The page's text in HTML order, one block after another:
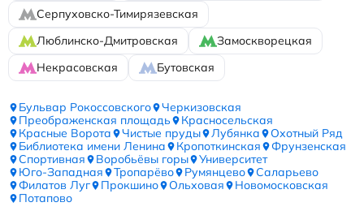
Серпуховско-Тимирязевская
Люблинско-Дмитровская
Замоскворецкая
Некрасовская
Бутовская
Бульвар Рокоссовского
Черкизовская
Преображенская площадь
Красносельская
Красные Ворота
Чистые пруды Лубянка
Охотный Ряд
Библиотека имени Ленина
Кропоткинская
Фрунзенская
Спортивная
Воробьёвы горы
Университет
Юго-Западная
Тропарёво Румянцево
Саларьево
Филатов Луг
Прокшино Ольховая
Новомосковская
Потапово